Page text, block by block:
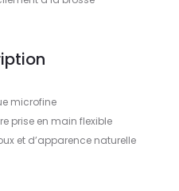
microfine
prise en main flexible
et d’apparence naturelle